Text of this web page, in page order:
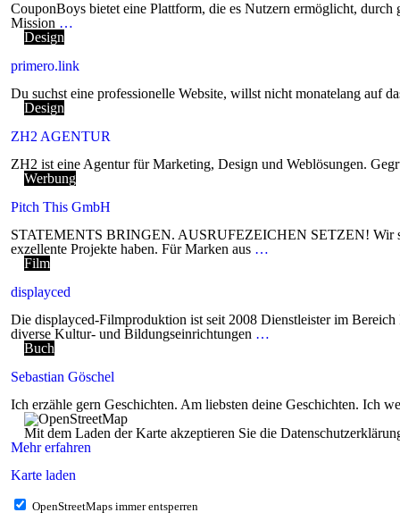
CouponBoys bietet eine Plattform, die es Nutzern ermöglicht,
Mission …
Design
primero.link
Du suchst eine professionelle Website, willst nicht monatelang auf
Design
ZH2 AGENTUR
ZH2 ist eine Agentur für Marketing, Design und Weblösungen.
Werbung
Pitch This GmbH
STATEMENTS BRINGEN. AUSRUFEZEICHEN SETZEN! Wir
exzellente Projekte haben. Für Marken aus …
Film
displayced
Die displayced-Filmproduktion ist seit 2008 Dienstleister im
diverse Kultur- und Bildungseinrichtungen …
Buch
Sebastian Göschel
Ich erzähle gern Geschichten. Am liebsten deine Geschichten. Ich
Mit dem Laden der Karte akzeptieren Sie die
Mehr erfahren
Karte laden
OpenStreetMaps immer entsperren